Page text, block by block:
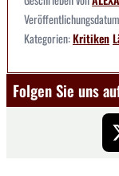
Kategorien:Kritiken
Folgen Sie uns